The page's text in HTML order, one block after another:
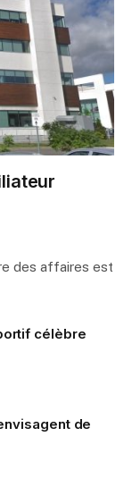
des affaires est
célèbre
de